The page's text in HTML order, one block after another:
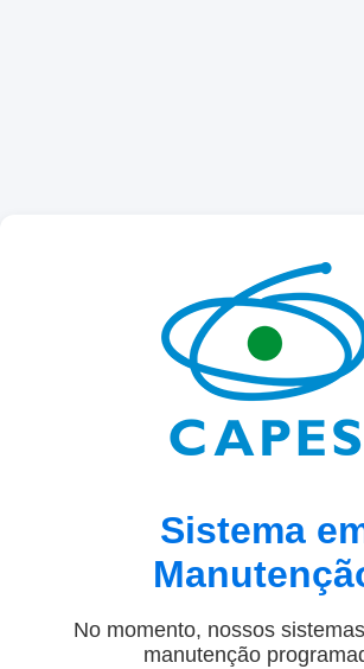
Sistema
No momento, nossos
manutenção